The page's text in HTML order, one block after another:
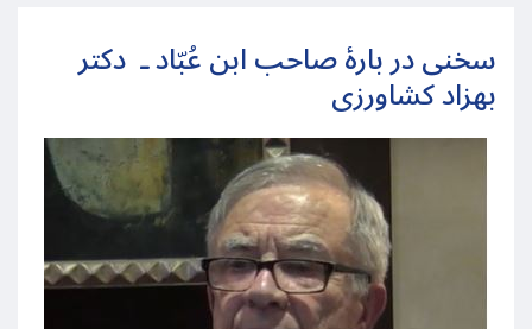
سخنی در بارۀ صاحب ابن عُبّاد ـ دکتر
بهزاد کشاورزی